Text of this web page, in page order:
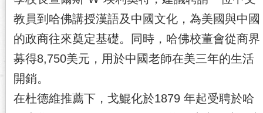
教員到哈佛講授漢語及中國文化，為美國與中國
的政商往來奠定基礎。同時，哈佛校董會從商界
募得8,750美元，用於中國老師在美三年的生活
開銷。
在杜德維推薦下，戈鯤化於1879 年起受聘於哈